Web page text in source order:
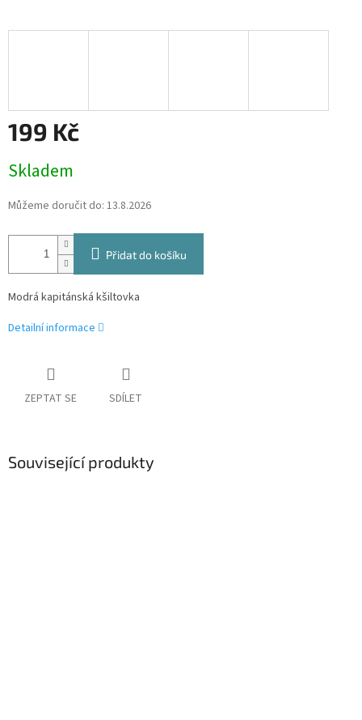
199 Kč
cena:
Skladem
Můžeme doručit do: 13.8.2026
Přidat do košíku
Modrá kapitánská kšiltovka
Detailní informace
ZEPTAT SE SDÍLET
Související produkty